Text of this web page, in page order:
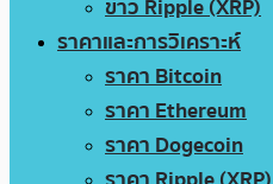
ข่าว Ripple (XRP)
ราคาและการวิเคราะห์
ราคา Bitcoin
ราคา Ethereum
ราคา Dogecoin